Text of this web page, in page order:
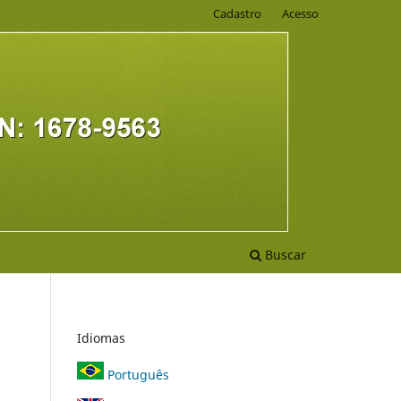
Buscar
Cadastro Acesso
Idiomas
Português